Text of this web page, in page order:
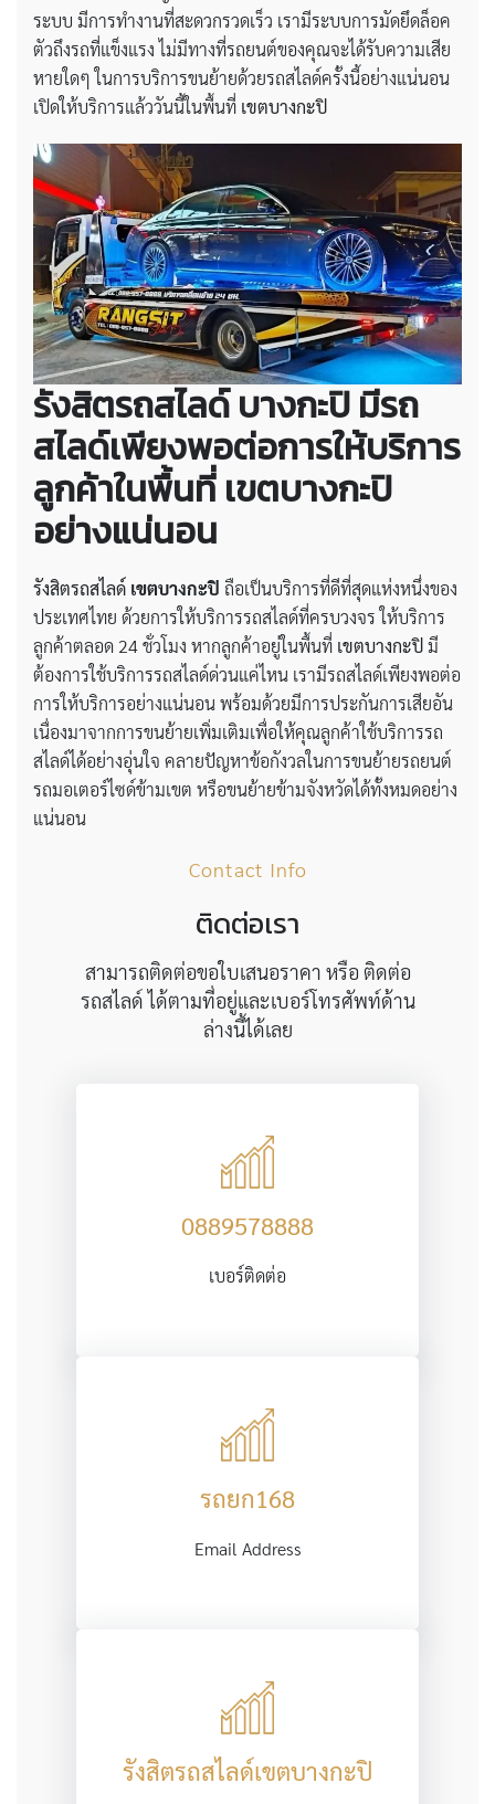
ระบบ มีการทำงานที่สะดวกรวดเร็ว เรามีระบบการมัดยึดล็อค
ตัวถึงรถที่แข็งแรง ไม่มีทางที่รถยนต์ของคุณจะได้รับความเสีย
หายใดๆ ในการบริการขนย้ายด้วยรถสไลด์ครั้งนี้อย่างแน่นอน
เปิดให้บริการแล้ววันนี้ในพื้นที่ เขตบางกะปิ
รังสิตรถสไลด์บางกะปิมีรถ
สไลด์เพียงพอต่อการให้บริการ
ลูกค้าในพื้นที่ เขตบางกะปิ
อย่างแน่นอน
รังสิตรถสไลด์ เขตบางกะปิ ถือเป็นบริการที่ดีที่สุดแห่งหนึ่งของ
ประเทศไทย ด้วยการให้บริการรถสไลด์ที่ครบวงจร ให้บริการ
ลูกค้าตลอด 24 ชั่วโมง หากลูกค้าอยู่ในพื้นที่ เขตบางกะปิมี
ต้องการใช้บริการรถสไลด์ด่วนแค่ไหน เรามีรถสไลด์เพียงพอต่อ
การให้บริการอย่างแน่นอน พร้อมด้วยมีการประกันการเสียอัน
เนื่องมาจากการขนย้ายเพิ่มเติมเพื่อให้คุณลูกค้าใช้บริการรถ
สไลด์ได้อย่างอุ่นใจ คลายปัญหาข้อกังวลในการขนย้ายรถยนต์
รถมอเตอร์ไซด์ข้ามเขต หรือขนย้ายข้ามจังหวัดได้ทั้งหมดอย่าง
แน่นอน
Contact Info
ติดต่อเรา
สามารถติดต่อขอใบเสนอราคา หรือ ติดต่อ
รถสไลด์ ได้ตามที่อยู่และเบอร์โทรศัพท์ด้าน
ล่างนี้ได้เลย
0889578888
เบอร์ติดต่อ
รถยก168
Email Address
รังสิตรถสไลด์เขตบางกะปิ